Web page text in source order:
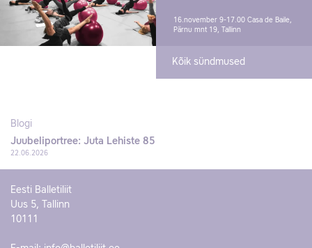
16.november 9-17.00 Casa de Baile,
Pärnu mnt 19, Tallinn
Kõik sündmused
Blogi
Juubeliportree: Juta Lehiste 85
22.06.2026
Eesti Balletiliit
Uus 5, Tallinn
10111